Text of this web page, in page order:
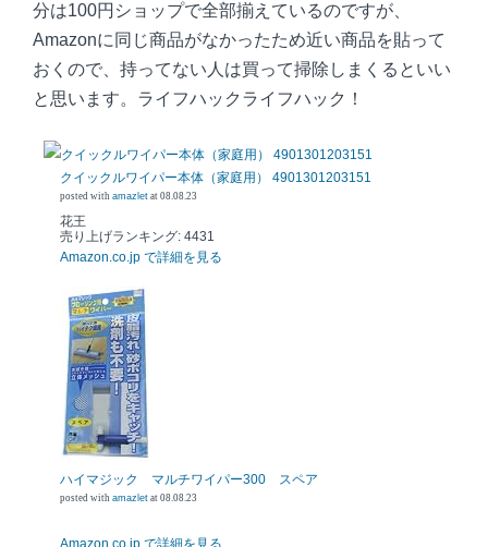
分は100円ショップで全部揃えているのですが、
Amazonに同じ商品がなかったため近い商品を貼って
おくので、持ってない人は買って掃除しまくるといい
と思います。ライフハックライフハック！
クイックルワイパー本体（家庭用） 4901301203151
posted with amazlet at 08.08.23
花王
売り上げランキング: 4431
Amazon.co.jp で詳細を見る
ハイマジック マルチワイパー300 スペア
posted with amazlet at 08.08.23
Amazon.co.jp で詳細を見る